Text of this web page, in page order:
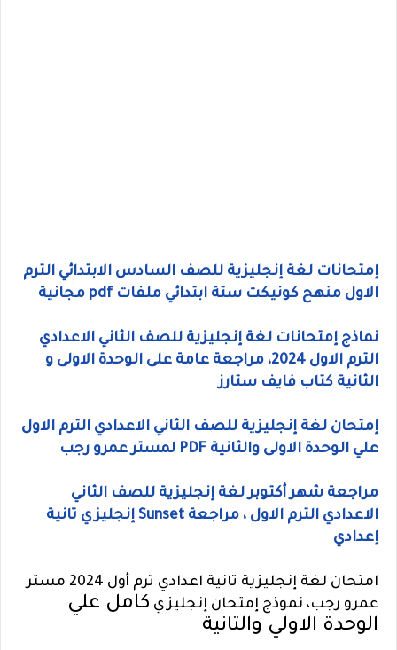
إمتحانات لغة إنجليزية للصف السادس الابتدائي الترم
الاول منهح كونيكت ستة ابتدائي ملفات pdf مجانية
نماذج إمتحانات لغة إنجليزية للصف الثاني الاعدادي
الترم الاول 2024، مراجعة عامة على الوحدة الاولى و
الثانية كتاب فايف ستارز
إمتحان لغة إنجليزية للصف الثاني الاعدادي الترم الاول
علي الوحدة الاولى والثانية PDF لمستر عمرو رجب
مراجعة شهر أكتوبر لغة إنجليزية للصف الثاني
الاعدادي الترم الاول ، مراجعة Sunset إنجليزي تانية
إعدادي
امتحان لغة إنجليزية تانية اعدادي ترم أول 2024 مستر
عمرو رجب، نموذج إمتحان إنجليزي كامل علي
الوحدة الاولي والتانية